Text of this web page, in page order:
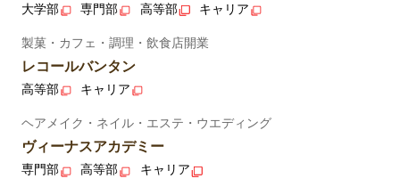
大学部 専門部 高等部 キャリア
製菓・カフェ・調理・飲食店開業
レコールバンタン
高等部 キャリア
ヘアメイク・ネイル・エステ・ウエディング
ヴィーナスアカデミー
専門部 高等部 キャリア